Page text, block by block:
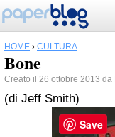
HOME › CULTURA
Bone
Creato il 26 ottobre 2013 da
(di Jeff Smith)
Save